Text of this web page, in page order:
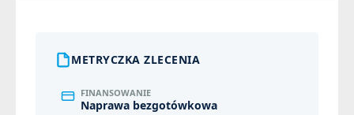
METRYCZKA ZLECENIA
FINANSOWANIE
Naprawa bezgotówkowa